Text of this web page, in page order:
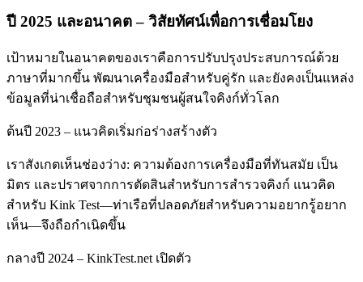
ปี 2025 และอนาคต – วิสัยทัศน์เพื่อการเชื่อมโยง
เป้าหมายในอนาคตของเราคือการปรับปรุงประสบการณ์ด้วย
ภาษาที่มากขึ้น พัฒนาเครื่องมือสำหรับคู่รัก และยังคงเป็นแหล่ง
ข้อมูลที่น่าเชื่อถือสำหรับชุมชนผู้สนใจคิงก์ทั่วโลก
ต้นปี 2023 – แนวคิดเริ่มก่อร่างสร้างตัว
เราสังเกตเห็นช่องว่าง: ความต้องการเครื่องมือที่ทันสมัย เป็น
มิตร และปราศจากการตัดสินสำหรับการสำรวจคิงก์ แนวคิด
สำหรับ Kink Test—ท่าเรือที่ปลอดภัยสำหรับความอยากรู้อยาก
เห็น—จึงถือกำเนิดขึ้น
กลางปี 2024 – KinkTest.net เปิดตัว